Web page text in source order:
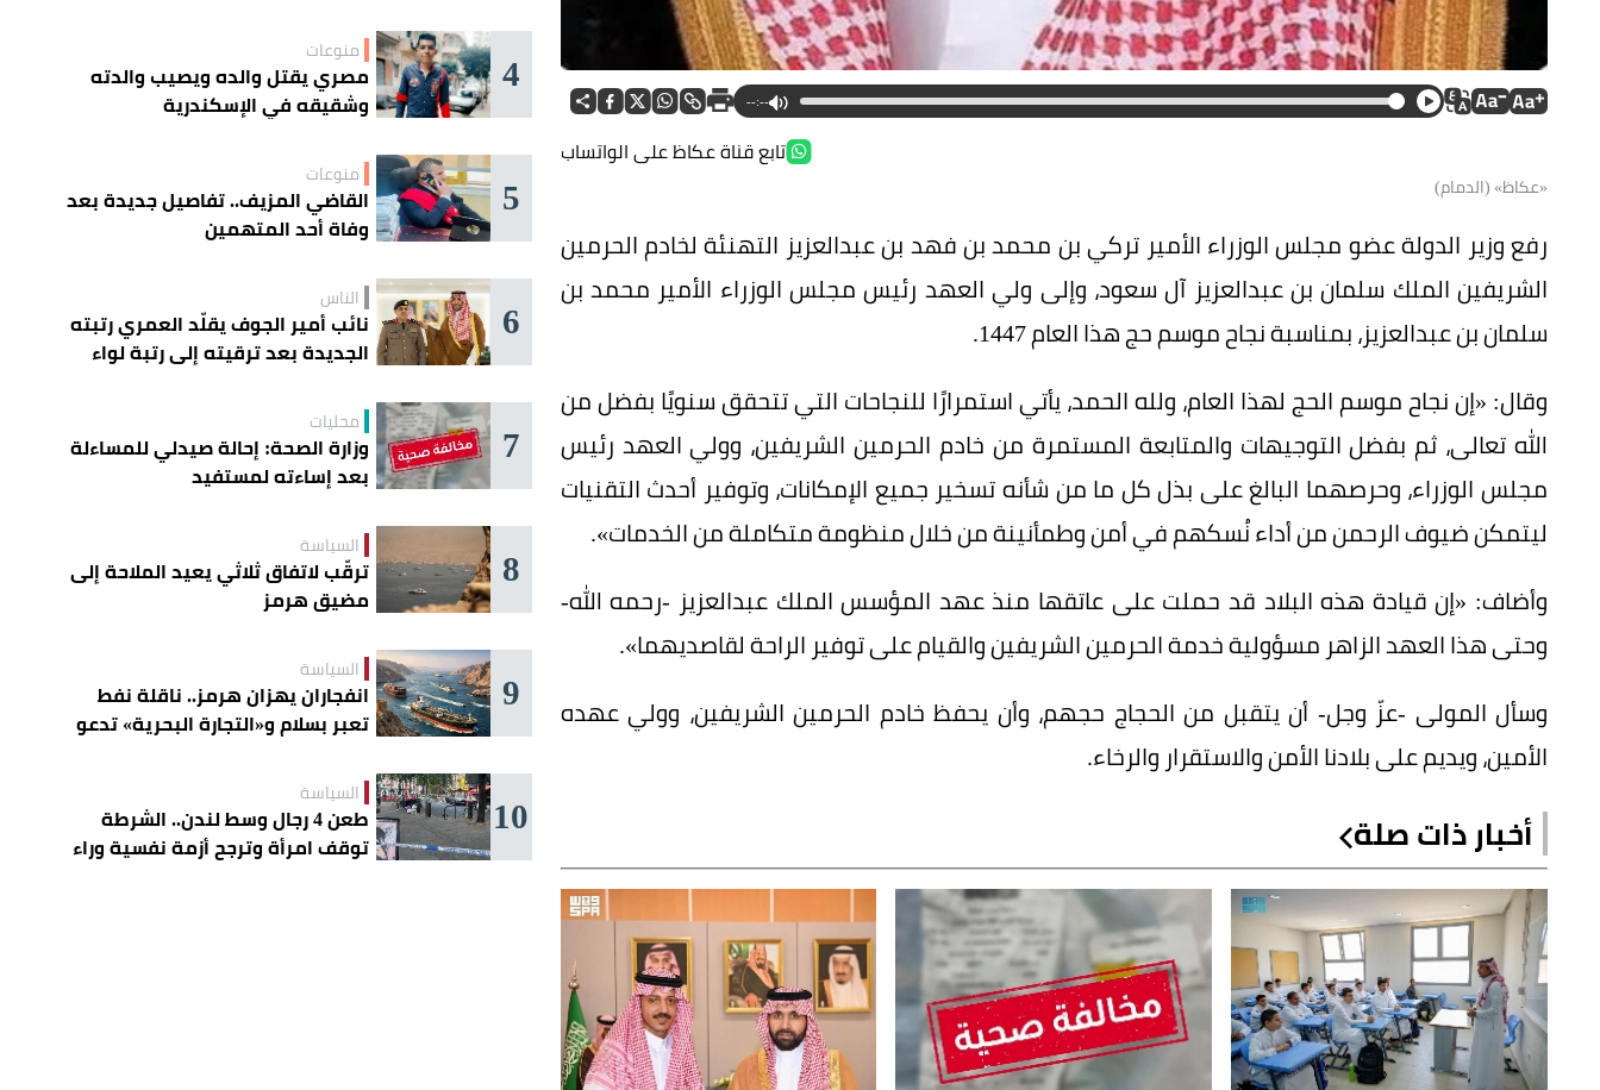
--:--
تابع قناة عكاظ على الواتساب
«عكاظ» (الدمام)
رفع وزير الدولة عضو مجلس الوزراء الأمير تركي بن محمد بن فهد بن عبدالعزيز التهنئة لخادم الحرمين
الشريفين الملك سلمان بن عبدالعزيز آل سعود، وإلى ولي العهد رئيس مجلس الوزراء الأمير محمد بن
سلمان بن عبدالعزيز، بمناسبة نجاح موسم حج هذا العام 1447.
وقال: «إن نجاح موسم الحج لهذا العام، ولله الحمد، يأتي استمرارًا للنجاحات التي تتحقق سنويًا بفضل من
الله تعالى، ثم بفضل التوجيهات والمتابعة المستمرة من خادم الحرمين الشريفين، وولي العهد رئيس
مجلس الوزراء، وحرصهما البالغ على بذل كل ما من شأنه تسخير جميع الإمكانات، وتوفير أحدث التقنيات
ليتمكن ضيوف الرحمن من أداء نُسكهم في أمن وطمأنينة من خلال منظومة متكاملة من الخدمات».
وأضاف: «إن قيادة هذه البلاد قد حملت على عاتقها منذ عهد المؤسس الملك عبدالعزيز -رحمه الله-
وحتى هذا العهد الزاهر مسؤولية خدمة الحرمين الشريفين والقيام على توفير الراحة لقاصديهما».
وسأل المولى -عزّ وجل- أن يتقبل من الحجاج حجهم، وأن يحفظ خادم الحرمين الشريفين، وولي عهده
الأمين، ويديم على بلادنا الأمن والاستقرار والرخاء.
أخبار ذات صلة
4 منوعات
مصري يقتل والده ويصيب والدته
وشقيقه في الإسكندرية
5 منوعات
القاضي المزيف.. تفاصيل جديدة بعد
وفاة أحد المتهمين
6 الناس
نائب أمير الجوف يقلّد العمري رتبته
الجديدة بعد ترقيته إلى رتبة لواء
7 محليات
وزارة الصحة: إحالة صيدلي للمساءلة
بعد إساءته لمستفيد
8 السياسة
ترقّب لاتفاق ثلاثي يعيد الملاحة إلى
مضيق هرمز
9 السياسة
انفجاران يهزان هرمز.. ناقلة نفط
تعبر بسلام و«التجارة البحرية» تدعو
10 السياسة
طعن 4 رجال وسط لندن.. الشرطة
توقف امرأة وترجح أزمة نفسية وراء